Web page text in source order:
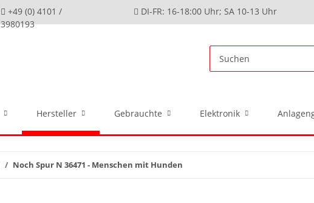
+49 (0) 4101 /
3980193
DI-FR: 16-18:00 Uhr; SA 10-13 Uhr
Hersteller Gebrauchte Elektronik
Noch Spur N 36471 - Menschen mit Hunden